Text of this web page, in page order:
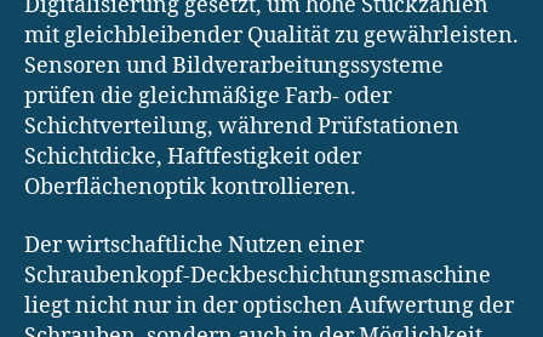
Digitalisierung gesetzt, um hohe Stückzahlen
mit gleichbleibender Qualität zu gewährleisten.
Sensoren und Bildverarbeitungssysteme
prüfen die gleichmäßige Farb- oder
Schichtverteilung, während Prüfstationen
Schichtdicke, Haftfestigkeit oder
Oberflächenoptik kontrollieren.
Der wirtschaftliche Nutzen einer
Schraubenkopf-Deckbeschichtungsmaschine
liegt nicht nur in der optischen Aufwertung der